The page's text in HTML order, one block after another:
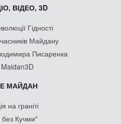
ВІДЕО, 3D
Гідності
Майдану
Писаренка
МАЙДАН
на граніті
без Кучми"